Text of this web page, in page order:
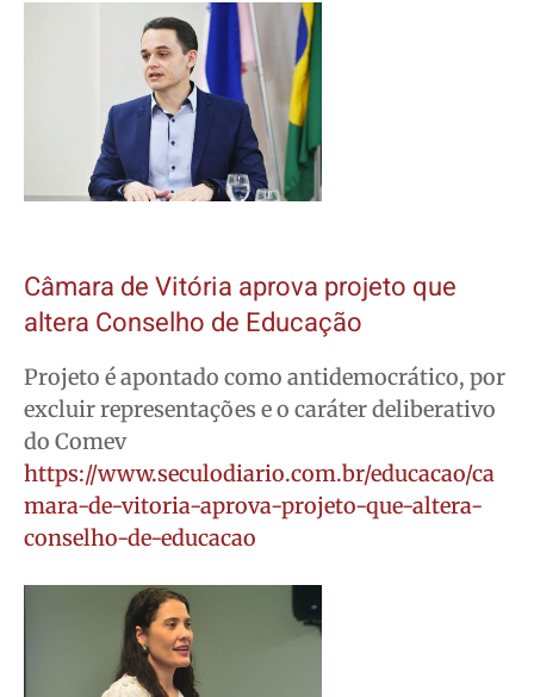
Câmara de Vitória aprova projeto que
altera Conselho de Educação
Projeto é apontado como antidemocrático, por
excluir representações e o caráter deliberativo
do Comev
https://www.seculodiario.com.br/educacao/ca
mara-de-vitoria-aprova-projeto-que-altera-
conselho-de-educacao